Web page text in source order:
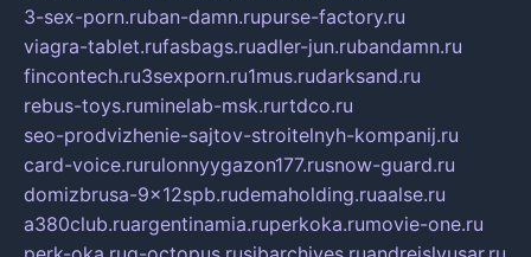
3-sex-porn.ruban-damn.rupurse-factory.ru
viagra-tablet.rufasbags.ruadler-jun.rubandamn.ru
fincontech.ru3sexporn.ru1mus.rudarksand.ru
rebus-toys.ruminelab-msk.rurtdco.ru
seo-prodvizhenie-sajtov-stroitelnyh-kompanij.ru
card-voice.rurulonnyygazon177.rusnow-guard.ru
domizbrusa-9x12spb.rudemaholding.ruaalse.ru
a380club.ruargentinamia.ruperkoka.rumovie-one.ru